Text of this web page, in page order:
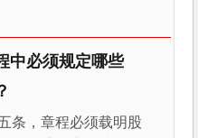
中必须规定哪些
条，章程必须载明股